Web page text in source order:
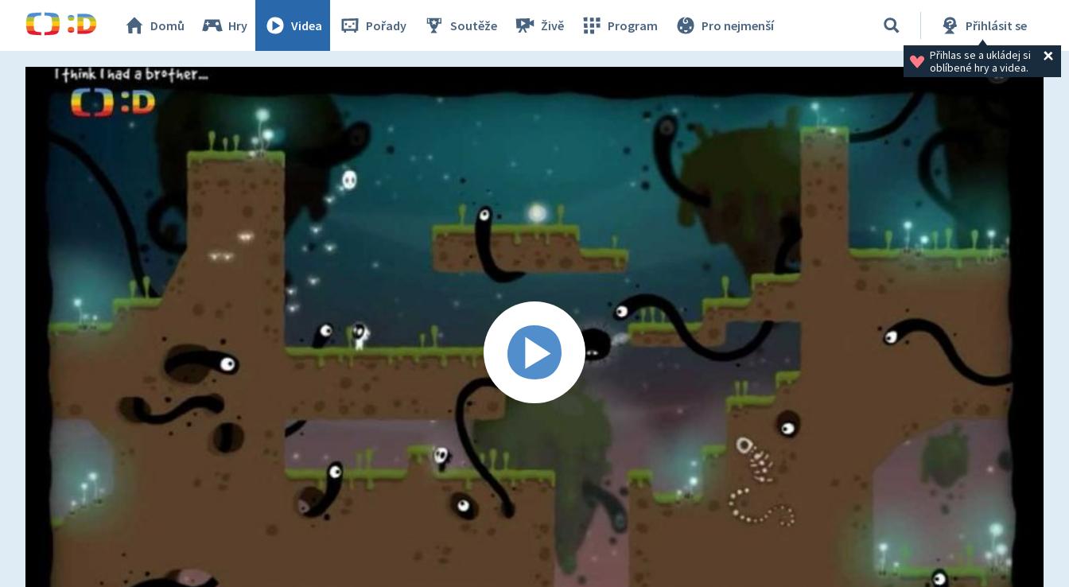
Domů Hry Videa Pořady Soutěže Živě Program Pro nejmenší Přihlásit se
Přihlas se a ukládej si
oblíbené hry a videa.